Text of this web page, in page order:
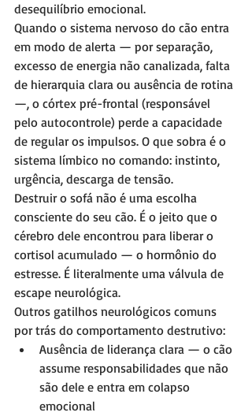
desequilíbrio emocional.
Quando o sistema nervoso do cão entra
em modo de alerta — por separação,
excesso de energia não canalizada, falta
de hierarquia clara ou ausência de rotina
—, o córtex pré-frontal (responsável
pelo autocontrole) perde a capacidade
de regular os impulsos. O que sobra é o
sistema límbico no comando: instinto,
urgência, descarga de tensão.
Destruir o sofá não é uma escolha
consciente do seu cão. É o jeito que o
cérebro dele encontrou para liberar o
cortisol acumulado — o hormônio do
estresse. É literalmente uma válvula de
escape neurológica.
Outros gatilhos neurológicos comuns
por trás do comportamento destrutivo:
Ausência de liderança clara — o cão
assume responsabilidades que não
são dele e entra em colapso
emocional